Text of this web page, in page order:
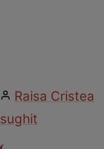
Raisa Cristea
sughit